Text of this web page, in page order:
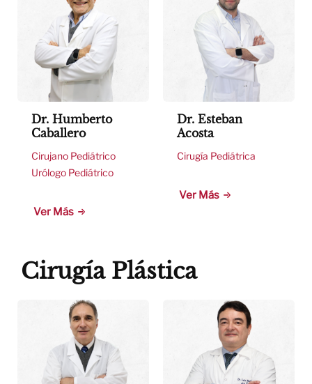
Dr. Humberto
Caballero
Cirujano Pediátrico
Urólogo Pediátrico
Ver Más
Dr. Esteban
Acosta
Cirugía Pediátrica
Ver Más
Cirugía Plástica